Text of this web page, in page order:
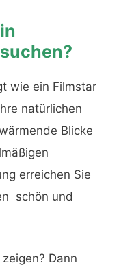
wie ein Filmstar
natürlichen
Blicke
erreichen Sie
schön und
Dann